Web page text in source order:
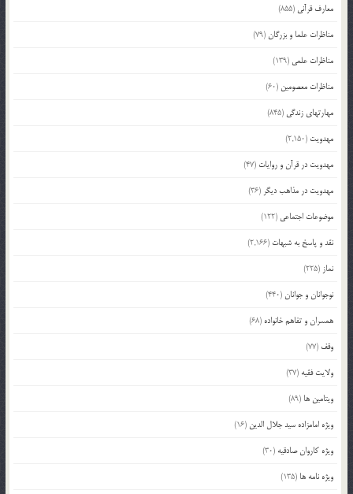
معارف قرآنی (855)
مناظرات علما و بزرگان(79)
مناظرات علمی (139)
مناظرات معصومین (60)
مهارتهای زندگی (845)
مهدویت (2,150)
مهدویت در قرآن و روایات (47)
مهدویت در مذاهب دیگر (36)
موضوعات اجتماعی (122)
نقد و پاسخ به شبهات (2,166)
نماز (225)
نوجوانان و جوانان(440)
همسران و تفاهم خانواده (68)
وقف (77)
ولایت فقیه (37)
ویتامین ها (89)
ویژه امامزاده سید جلال الدین (16)
ویژه کاروان صادقیه (30)
ویژه نامه ها (135)